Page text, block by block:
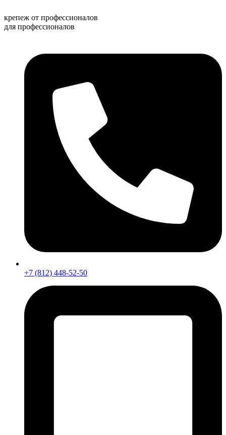
к
содержимому
крепеж от профессионалов
для профессионалов
+7 (812) 448-52-50